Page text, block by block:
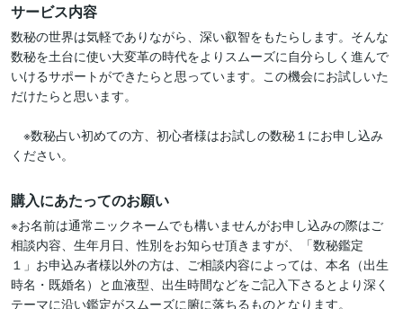
サービス内容
数秘の世界は気軽でありながら、深い叡智をもたらします。そんな
数秘を土台に使い大変革の時代をよりスムーズに自分らしく進んで
いけるサポートができたらと思っています。この機会にお試しいた
だけたらと思います。
※数秘占い初めての方、初心者様はお試しの数秘１にお申し込み
ください。
購入にあたってのお願い
※お名前は通常ニックネームでも構いませんがお申し込みの際はご
相談内容、生年月日、性別をお知らせ頂きますが、「数秘鑑定
１」お申込み者様以外の方は、ご相談内容によっては、本名（出生
時名・既婚名）と血液型、出生時間などをご記入下さるとより深く
テーマに沿い鑑定がスムーズに腑に落ちるものとなります。